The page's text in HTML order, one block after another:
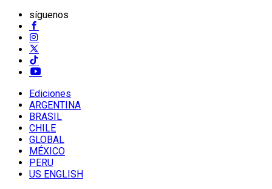
síguenos
Ediciones
ARGENTINA
BRASIL
CHILE
GLOBAL
MÉXICO
PERU
US ENGLISH